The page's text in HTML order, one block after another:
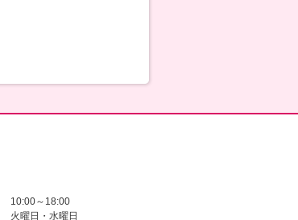
10:00～18:00
火曜日・水曜日